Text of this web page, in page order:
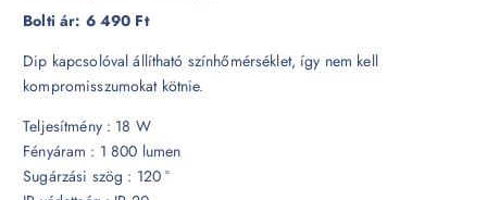
Bolti ár: 6 490 Ft
Dip kapcsolóval állítható színhőmérséklet, így nem kell
kompromisszumokat kötnie.
Teljesítmény : 18 W
Fényáram : 1 800 lumen
Sugárzási szög : 120 °